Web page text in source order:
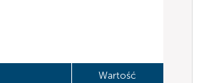
Wartość